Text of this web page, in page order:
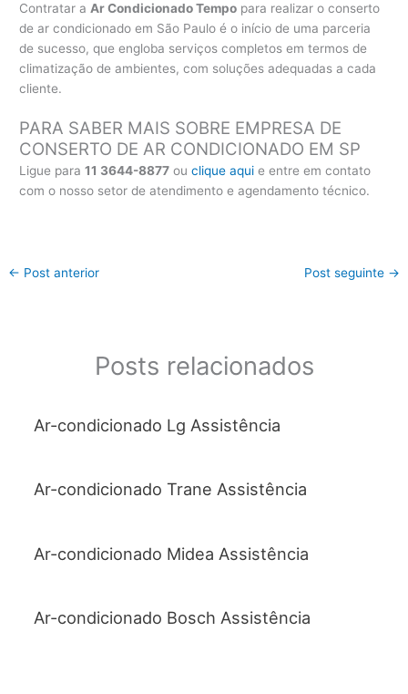
Contratar a Ar Condicionado Tempo para realizar o conserto
de ar condicionado em São Paulo é o início de uma parceria
de sucesso, que engloba serviços completos em termos de
climatização de ambientes, com soluções adequadas a cada
cliente.
PARA SABER MAIS SOBRE EMPRESA DE
CONSERTO DE AR CONDICIONADO EM SP
Ligue para11 3644-8877 ouclique aqui e entre em contato
com o nosso setor de atendimento e agendamento técnico.
← Post anterior Post seguinte →
Posts relacionados
Ar-condicionado Lg Assistência
Ar-condicionado Trane Assistência
Ar-condicionado Midea Assistência
Ar-condicionado Bosch Assistência